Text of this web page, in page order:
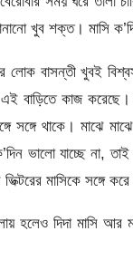
খুব শক্ত। মাসি
লোক বাসন্তী খুবই
বাড়িতে কাজ করেছে।
সঙ্গে থাকে। মাঝে
ভালো যাচ্ছে না,
মাসিকে সঙ্গে
হলেও দিদা মাসি